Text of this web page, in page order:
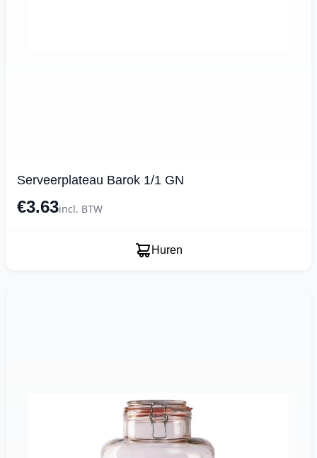
Serveerplateau Barok 1/1 GN
€3.63incl. BTW
Huren